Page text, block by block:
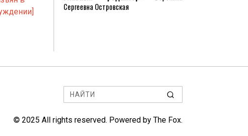
Сергеевна Островская
© 2025 All rights reserved. Powered by The Fox.